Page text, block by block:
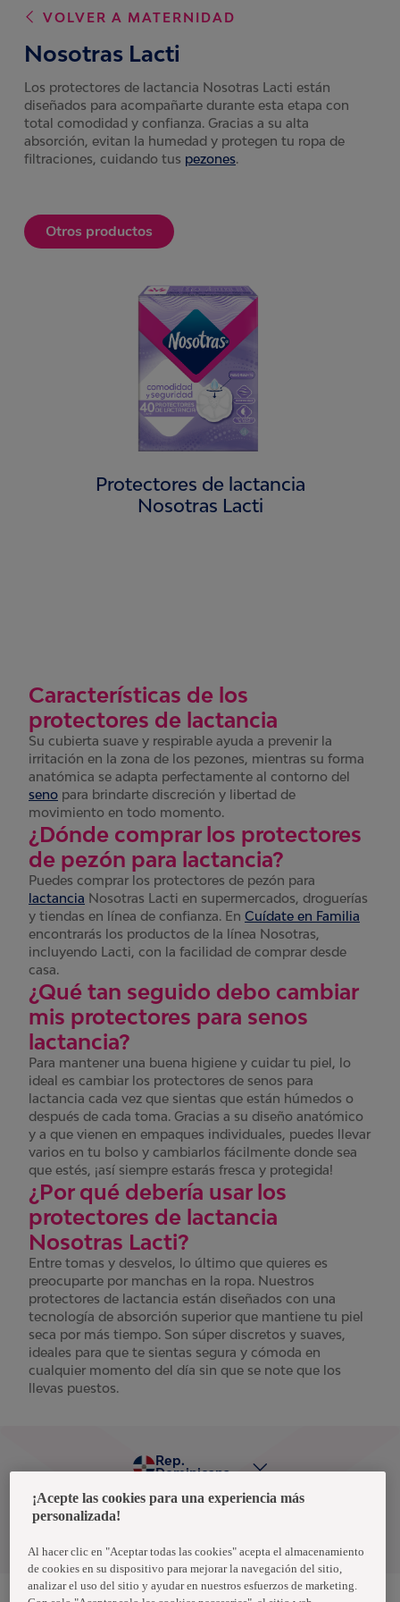
VOLVER A MATERNIDAD
Nosotras Lacti
Los protectores de lactancia Nosotras Lacti están
diseñados para acompañarte durante esta etapa con
total comodidad y confianza. Gracias a su alta
absorción, evitan la humedad y protegen tu ropa de
filtraciones, cuidando tus pezones.
Otros productos
Protectores de lactancia
Nosotras Lacti
Características de los
protectores de lactancia
Su cubierta suave y respirable ayuda a prevenir la
irritación en la zona de los pezones, mientras su forma
anatómica se adapta perfectamente al contorno del
seno para brindarte discreción y libertad de
movimiento en todo momento.
¿Dónde comprar los protectores
de pezón para lactancia?
Puedes comprar los protectores de pezón para
lactancia Nosotras Lacti en supermercados, droguerías
y tiendas en línea de confianza. En Cuídate en Familia
encontrarás los productos de la línea Nosotras,
incluyendo Lacti, con la facilidad de comprar desde
casa.
¿Qué tan seguido debo cambiar
mis protectores para senos
lactancia?
Para mantener una buena higiene y cuidar tu piel, lo
ideal es cambiar los protectores de senos para
lactancia cada vez que sientas que están húmedos o
después de cada toma. Gracias a su diseño anatómico
y a que vienen en empaques individuales, puedes llevar
varios en tu bolso y cambiarlos fácilmente donde sea
que estés, ¡así siempre estarás fresca y protegida!
¿Por qué debería usar los
protectores de lactancia
Nosotras Lacti?
Entre tomas y desvelos, lo último que quieres es
preocuparte por manchas en la ropa. Nuestros
protectores de lactancia están diseñados con una
tecnología de absorción superior que mantiene tu piel
seca por más tiempo. Son súper discretos y suaves,
ideales para que te sientas segura y cómoda en
cualquier momento del día sin que se note que los
llevas puestos.
Política de privacidad de datos
Rep.
Dominicana
¡Acepte las cookies para una experiencia más
personalizada!
Al hacer clic en "Aceptar todas las cookies" acepta el almacenamiento
de cookies en su dispositivo para mejorar la navegación del sitio,
analizar el uso del sitio y ayudar en nuestros esfuerzos de marketing.